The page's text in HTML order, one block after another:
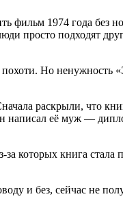
фильм 1974 года без
просто подходят
похоти. Но ненужность
раскрыли, что
написал её муж —
которых книга стала
и без, сейчас не